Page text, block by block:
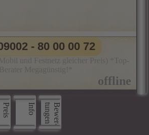
Preis Info B
e
w
e
r
­
t
u
n
g
e
n
- 80 00 00 72